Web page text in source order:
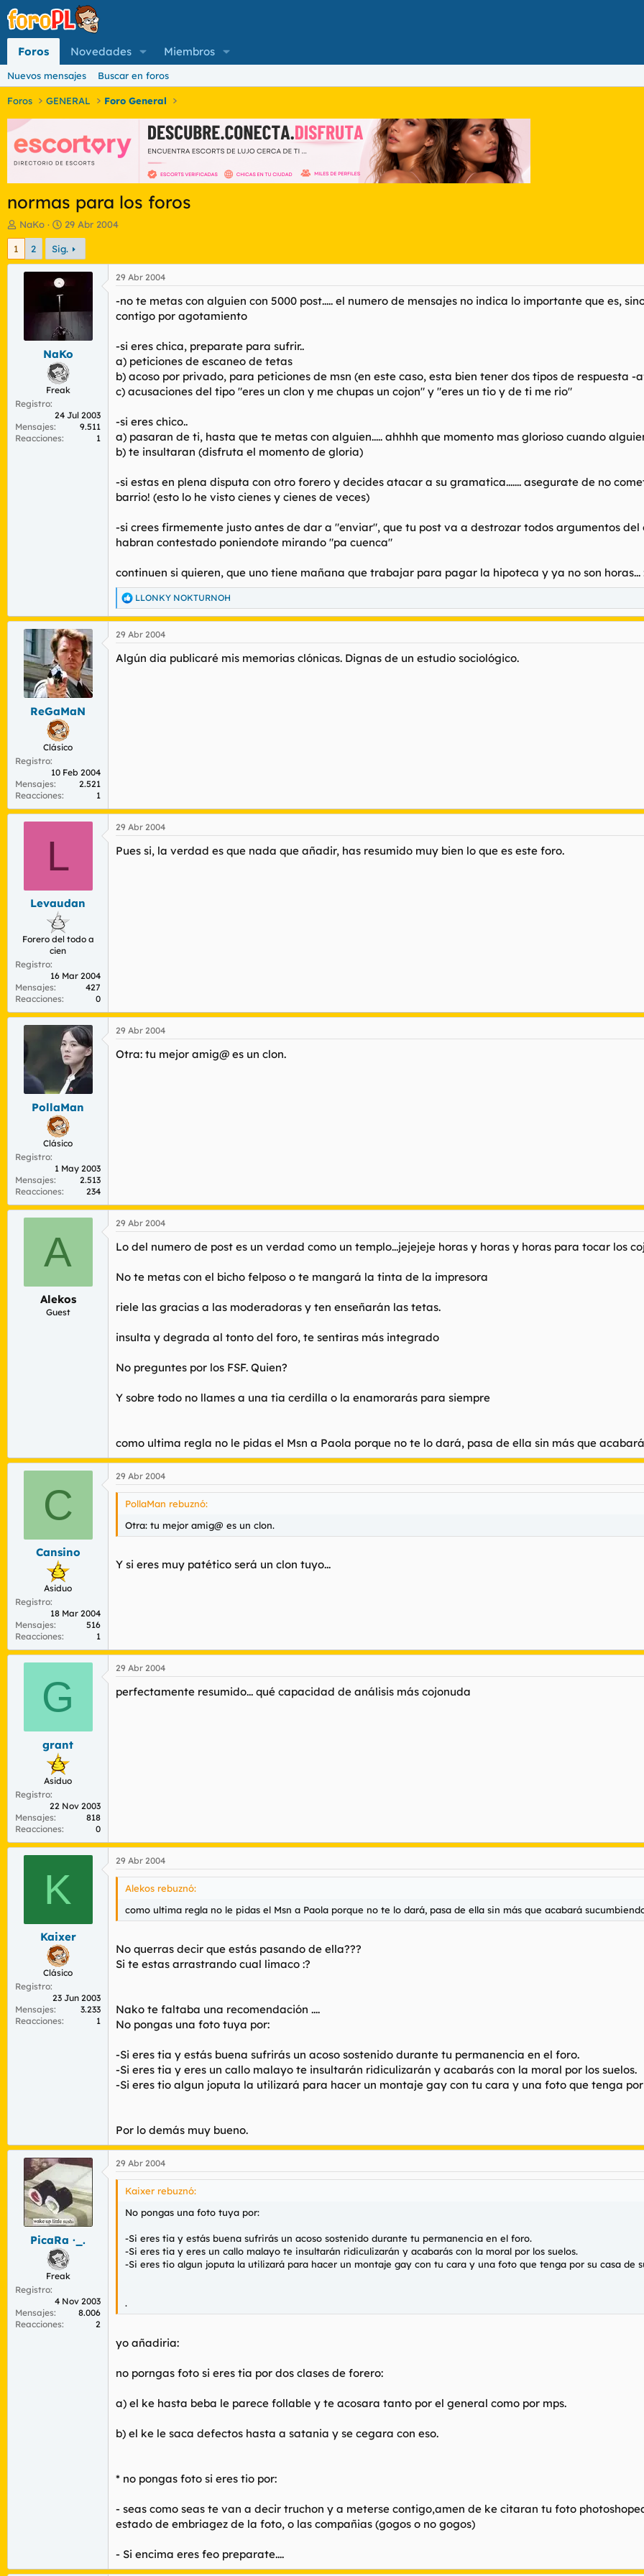
Foros Novedades Miembros
Nuevos mensajes Buscar en foros
Foros GENERAL Foro General
normas para los foros
I
n
c
d
m
NaKo
F
e
c
h
a
d
i
n
i
c
i
o
29 Abr 2004
1 2 Sig.
NaKo
Freak
Registro
24 Jul 2003
Mensajes
9.511
Reacciones
1
29 Abr 2004
-no te metas con alguien con 5000 post..... el numero de mensajes no indica lo importante que es,
contigo por agotamiento
-si eres chica, preparate para sufrir..
a) peticiones de escaneo de tetas
b) acoso por privado, para peticiones de msn (en este caso, esta bien tener dos tipos de respuesta
c) acusaciones del tipo "eres un clon y me chupas un cojon" y "eres un tio y de ti me rio"
-si eres chico..
a) pasaran de ti, hasta que te metas con alguien..... ahhhh que momento mas glorioso cuando
b) te insultaran (disfruta el momento de gloria)
-si estas en plena disputa con otro forero y decides atacar a su gramatica....... asegurate de no
barrio! (esto lo he visto cienes y cienes de veces)
-si crees firmemente justo antes de dar a "enviar", que tu post va a destrozar todos argumentos del
habran contestado poniendote mirando "pa cuenca"
continuen si quieren, que uno tiene mañana que trabajar para pagar la hipoteca y ya no son horas...
R
e
a
c
i
LLONKY NOKTURNOH
ReGaMaN
Clásico
Registro
10 Feb 2004
Mensajes
2.521
Reacciones
1
29 Abr 2004
Algún dia publicaré mis memorias clónicas. Dignas de un estudio sociológico.
L
Levaudan
Forero del todo a
cien
Registro
16 Mar 2004
Mensajes
427
Reacciones
0
29 Abr 2004
Pues si, la verdad es que nada que añadir, has resumido muy bien lo que es este foro.
PollaMan
Clásico
Registro
1 May 2003
Mensajes
2.513
Reacciones
234
29 Abr 2004
Otra: tu mejor amig@ es un clon.
A
Alekos
Guest
29 Abr 2004
Lo del numero de post es un verdad como un templo...jejejeje horas y horas y horas para tocar los
No te metas con el bicho felposo o te mangará la tinta de la impresora
riele las gracias a las moderadoras y ten enseñarán las tetas.
insulta y degrada al tonto del foro, te sentiras más integrado
No preguntes por los FSF. Quien?
Y sobre todo no llames a una tia cerdilla o la enamorarás para siempre
como ultima regla no le pidas el Msn a Paola porque no te lo dará, pasa de ella sin más que
C
Cansino
Asiduo
Registro
18 Mar 2004
Mensajes
516
Reacciones
1
29 Abr 2004
PollaMan rebuznó:
Otra: tu mejor amig@ es un clon.
Y si eres muy patético será un clon tuyo...
G
grant
Asiduo
Registro
22 Nov 2003
Mensajes
818
Reacciones
0
29 Abr 2004
perfectamente resumido... qué capacidad de análisis más cojonuda
K
Kaixer
Clásico
Registro
23 Jun 2003
Mensajes
3.233
Reacciones
1
29 Abr 2004
Alekos rebuznó:
como ultima regla no le pidas el Msn a Paola porque no te lo dará, pasa de ella sin más que acabará
No querras decir que estás pasando de ella???
Si te estas arrastrando cual limaco :?
Nako te faltaba una recomendación ....
No pongas una foto tuya por:
-Si eres tia y estás buena sufrirás un acoso sostenido durante tu permanencia en el foro.
-Si eres tia y eres un callo malayo te insultarán ridiculizarán y acabarás con la moral por los suelos.
-Si eres tio algun joputa la utilizará para hacer un montaje gay con tu cara y una foto que tenga
Por lo demás muy bueno.
PicaRa ·_.
Freak
Registro
4 Nov 2003
Mensajes
8.006
Reacciones
2
29 Abr 2004
Kaixer rebuznó:
No pongas una foto tuya por:
-Si eres tia y estás buena sufrirás un acoso sostenido durante tu permanencia en el foro.
-Si eres tia y eres un callo malayo te insultarán ridiculizarán y acabarás con la moral por los suelos.
-Si eres tio algun joputa la utilizará para hacer un montaje gay con tu cara y una foto que tenga por su casa de
.
yo añadiria:
no porngas foto si eres tia por dos clases de forero:
a) el ke hasta beba le parece follable y te acosara tanto por el general como por mps.
b) el ke le saca defectos hasta a satania y se cegara con eso.
* no pongas foto si eres tio por:
- seas como seas te van a decir truchon y a meterse contigo,amen de ke citaran tu foto
estado de embriagez de la foto, o las compañias (gogos o no gogos)
- Si encima eres feo preparate....